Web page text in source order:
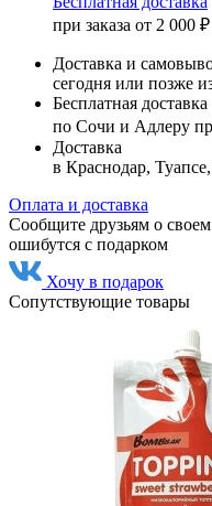
при заказа от 2 000 ₽
Доставка и
сегодня или позже
Бесплатная доставка
по Сочи и Адлеру
Доставка
в Краснодар,
Оплата и доставка
Сообщите друзьям о
ошибутся с подарком
Хочу в подарок
Сопутствующие товары